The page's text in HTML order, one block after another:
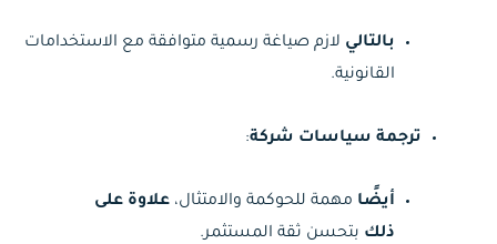
بالتالي لازم صياغة رسمية متوافقة مع الاستخدامات
القانونية.
ترجمة سياسات شركة:
أيضًا مهمة للحوكمة والامتثال، علاوة على
ذلك بتحسن ثقة المستثمر.